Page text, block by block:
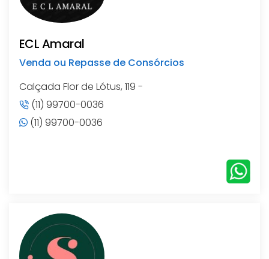
ECL Amaral
Venda ou Repasse de Consórcios
Calçada Flor de Lótus, 119 -
(11) 99700-0036
(11) 99700-0036